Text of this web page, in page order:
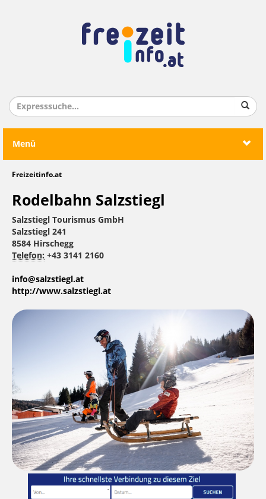
Menü
Freizeitinfo.at
Rodelbahn Salzstiegl
Salzstiegl Tourismus GmbH
Salzstiegl 241
8584 Hirschegg
Telefon: +43 3141 2160
info@salzstiegl.at
http://www.salzstiegl.at